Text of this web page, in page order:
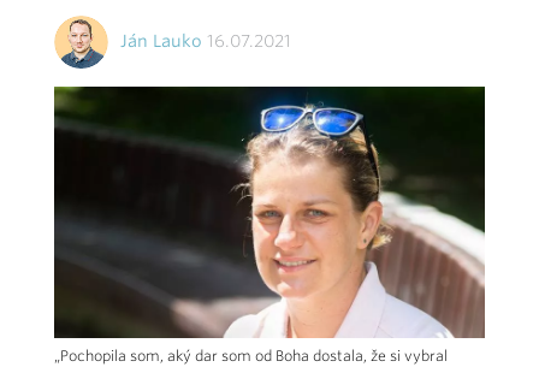
Ján Lauko 16.07.2021
„Pochopila som, aký dar som od Boha dostala, že si vybral